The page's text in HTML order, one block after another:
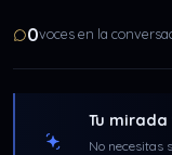
0voces en la
Tu
No necesitas